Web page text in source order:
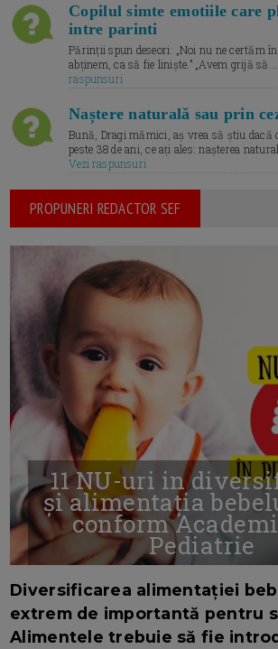
Copilul simte emotiile care
intre parinti
Părinții spun deseori: „Noi nu ne certăm în
abținem, ca să fie liniște.” „Avem grijă să...
raspunsuri
Naștere naturală sau prin
Bună, Dragi mămici, aș vrea să știu dacă
peste 38 de ani, ce ați ales: nașterea
Vezi raspunsuri
PROPUNERI REDACTOR SEF
11 NU-uri in
și alimentația
conform
Pediatrie
Diversificarea alimentației
extrem de importantă pentru
Alimentele trebuie să fie